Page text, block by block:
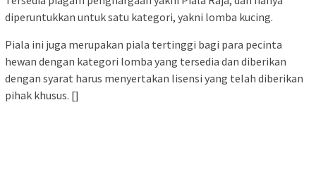
diperuntukkan untuk satu kategori, yakni lomba kucing.
Piala ini juga merupakan piala tertinggi bagi para pecinta
hewan dengan kategori lomba yang tersedia dan diberikan
dengan syarat harus menyertakan lisensi yang telah diberikan
pihak khusus. []